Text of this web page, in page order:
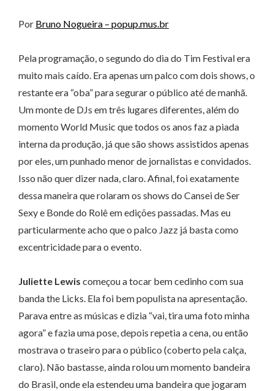
Por Bruno Nogueira – popup.mus.br
Pela programação, o segundo do dia do Tim Festival era
muito mais caído. Era apenas um palco com dois shows, o
restante era “oba” para segurar o público até de manhã.
Um monte de DJs em três lugares diferentes, além do
momento World Music que todos os anos faz a piada
interna da produção, já que são shows assistidos apenas
por eles, um punhado menor de jornalistas e convidados.
Isso não quer dizer nada, claro. Afinal, foi exatamente
dessa maneira que rolaram os shows do Cansei de Ser
Sexy e Bonde do Rolê em edições passadas. Mas eu
particularmente acho que o palco Jazz já basta como
excentricidade para o evento.
Juliette Lewis começou a tocar bem cedinho com sua
banda the Licks. Ela foi bem populista na apresentação.
Parava entre as músicas e dizia “vai, tira uma foto minha
agora” e fazia uma pose, depois repetia a cena, ou então
mostrava o traseiro para o público (coberto pela calça,
claro). Não bastasse, ainda rolou um momento bandeira
do Brasil, onde ela estendeu uma bandeira que jogaram